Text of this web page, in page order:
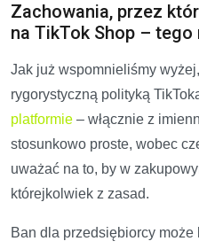
Zachowania, przez
na TikTok Shop –
Jak już wspomnieliśmy
rygorystyczną polityką
platformie – włącznie z
stosunkowo proste, wobec
uważać na to, by w
którejkolwiek z zasad.
Ban dla przedsiębiorcy